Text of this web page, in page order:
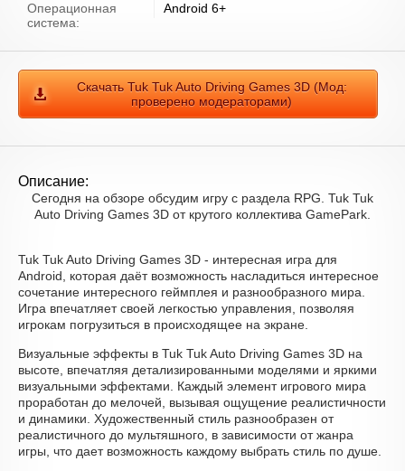
Операционная
система:
Android 6+
Скачать Tuk Tuk Auto Driving Games 3D (Мод:
проверено модераторами)
Описание:
Сегодня на обзоре обсудим игру с раздела RPG. Tuk Tuk
Auto Driving Games 3D от крутого коллектива GamePark.
Tuk Tuk Auto Driving Games 3D - интересная игра для
Android, которая даёт возможность насладиться интересное
сочетание интересного геймплея и разнообразного мира.
Игра впечатляет своей легкостью управления, позволяя
игрокам погрузиться в происходящее на экране.
Визуальные эффекты в Tuk Tuk Auto Driving Games 3D на
высоте, впечатляя детализированными моделями и яркими
визуальными эффектами. Каждый элемент игрового мира
проработан до мелочей, вызывая ощущение реалистичности
и динамики. Художественный стиль разнообразен от
реалистичного до мультяшного, в зависимости от жанра
игры, что дает возможность каждому выбрать стиль по душе.